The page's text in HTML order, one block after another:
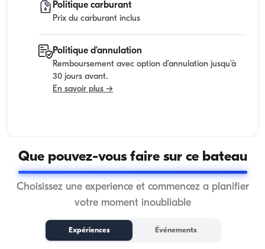
Politique carburant
Prix du carburant inclus
Politique d'annulation
Remboursement avec option d'annulation jusqu'à
30 jours avant.
En savoir plus →
Que pouvez-vous faire sur ce bateau
Choisissez une experience et commencez a planifier
votre moment inoubliable
Expériences Événements